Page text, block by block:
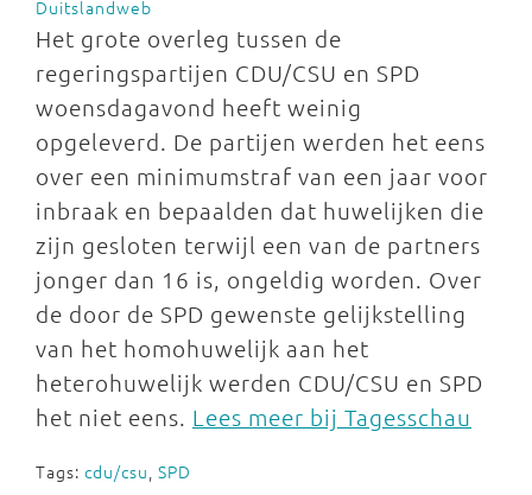
Duitslandweb
Het grote overleg tussen de
regeringspartijen CDU/CSU en SPD
woensdagavond heeft weinig
opgeleverd. De partijen werden het eens
over een minimumstraf van een jaar voor
inbraak en bepaalden dat huwelijken die
zijn gesloten terwijl een van de partners
jonger dan 16 is, ongeldig worden. Over
de door de SPD gewenste gelijkstelling
van het homohuwelijk aan het
heterohuwelijk werden CDU/CSU en SPD
het niet eens. Lees meer bij Tagesschau
Tags: cdu/csu, SPD